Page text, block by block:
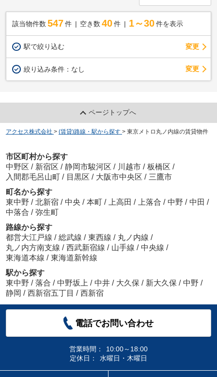
該当物件数 547件 空き数 40 件 1～30 件を表示
駅で絞り込む 変更
絞り込み条件： なし 変更
ページトップへ
アクセス株式会社 > (賃貸)路線・駅から探す > 東京メトロ丸ノ内線の賃貸物件
市区町村から探す
中野区 / 新宿区 / 静岡市駿河区 / 川越市 / 板橋区 /
入間郡毛呂山町 / 目黒区 / 大阪市中央区 / 三鷹市
町名から探す
東中野 / 北新宿 / 中央 / 本町 / 上高田 / 上落合 / 中野 / 中田 /
中落合 / 弥生町
路線から探す
都営大江戸線 / 総武線 / 東西線 / 丸ノ内線 /
丸ノ内方南支線 / 西武新宿線 / 山手線 / 中央線 /
東海道本線 / 東海道新幹線
駅から探す
東中野 / 落合 / 中野坂上 / 中井 / 大久保 / 新大久保 / 中野 /
静岡 / 西新宿五丁目 / 西新宿
電話でお問い合わせ
営業時間：
10:00～18:00
定休日：
水曜日・木曜日